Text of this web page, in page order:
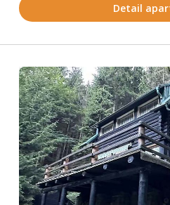
Detail